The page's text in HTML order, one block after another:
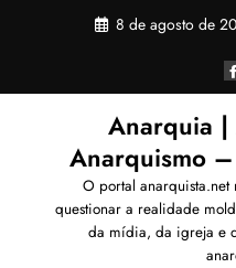
8 de agosto de
Anarquia
Anarquismo
O portal anarquista.net
questionar a realidade
da mídia, da igreja e